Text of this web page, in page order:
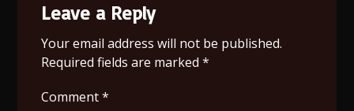
Leave a Reply
Your email address will not be published.
Required fields are marked*
Comment*